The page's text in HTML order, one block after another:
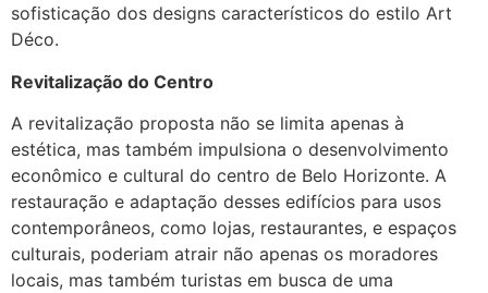
sofisticação dos designs característicos do estilo Art
Déco.
Revitalização do Centro
A revitalização proposta não se limita apenas à
estética, mas também impulsiona o desenvolvimento
econômico e cultural do centro de Belo Horizonte. A
restauração e adaptação desses edifícios para usos
contemporâneos, como lojas, restaurantes, e espaços
culturais, poderiam atrair não apenas os moradores
locais, mas também turistas em busca de uma